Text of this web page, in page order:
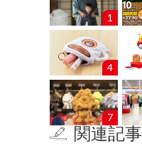
1
4
7
関連記事